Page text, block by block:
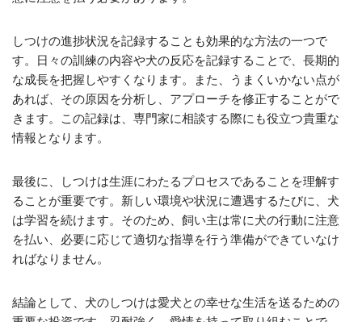
しつけの進捗状況を記録することも効果的な方法の一つで
す。日々の訓練の内容や犬の反応を記録することで、長期的
な成長を把握しやすくなります。また、うまくいかない点が
あれば、その原因を分析し、アプローチを修正することがで
きます。この記録は、専門家に相談する際にも役立つ貴重な
情報となります。
最後に、しつけは生涯にわたるプロセスであることを理解す
ることが重要です。新しい環境や状況に遭遇するたびに、犬
は学習を続けます。そのため、飼い主は常に犬の行動に注意
を払い、必要に応じて適切な指導を行う準備ができていなけ
ればなりません。
結論として、犬のしつけは愛犬との幸せな生活を送るための